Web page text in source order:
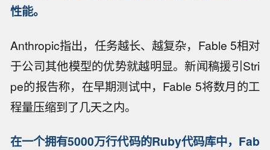
性能。
Anthropic指出，任务越长、越复杂，Fable 5相对
于公司其他模型的优势就越明显。新闻稿援引Stri
pe的报告称，在早期测试中，Fable 5将数月的工
程量压缩到了几天之内。
在一个拥有5000万行代码的Ruby代码库中，Fab